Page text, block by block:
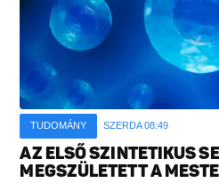
TUDOMÁNY SZERDA 08:49
AZ ELSŐ SZINTETIKUS
MEGSZÜLETETT A